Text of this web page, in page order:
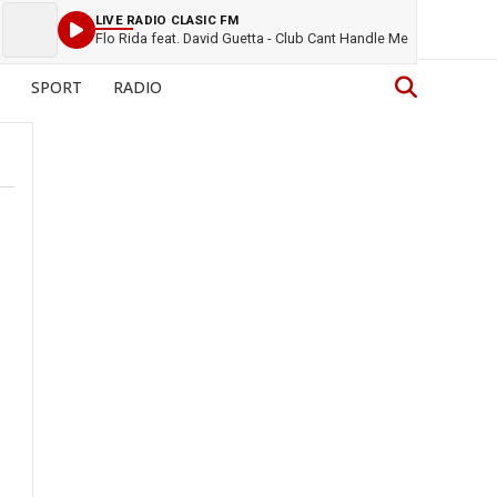
LIVE RADIO CLASIC FM
Flo Rida feat. David Guetta - Club Cant Handle Me
SPORT RADIO